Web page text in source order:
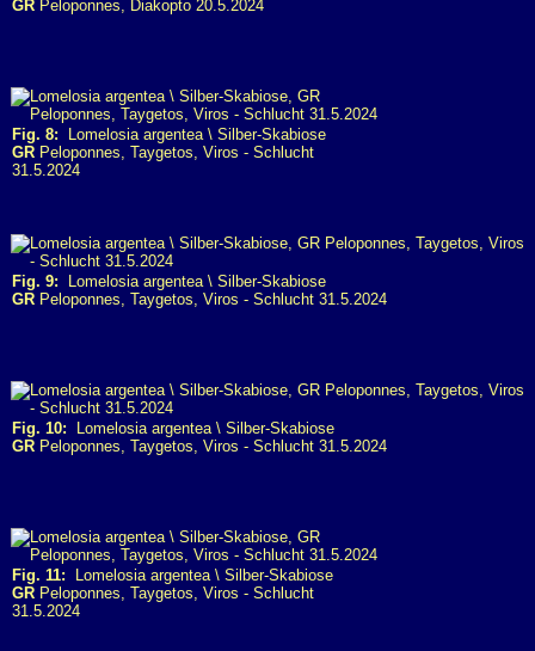
GR Peloponnes, Diakopto 20.5.2024
Fig. 8: Lomelosia argentea \ Silber-Skabiose
GR Peloponnes, Taygetos, Viros - Schlucht
31.5.2024
Fig. 9: Lomelosia argentea \ Silber-Skabiose
GR Peloponnes, Taygetos, Viros - Schlucht 31.5.2024
Fig. 10: Lomelosia argentea \ Silber-Skabiose
GR Peloponnes, Taygetos, Viros - Schlucht 31.5.2024
Fig. 11: Lomelosia argentea \ Silber-Skabiose
GR Peloponnes, Taygetos, Viros - Schlucht
31.5.2024